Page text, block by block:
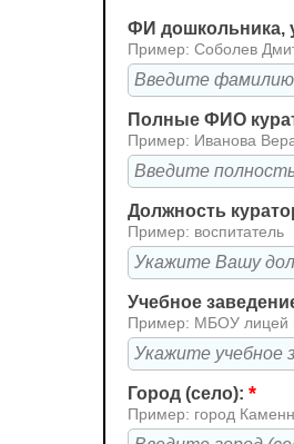
ФИ дошкольника,
Пример: Соболев
Полные ФИО
Пример: Иванова
Должность
Пример: воспитатель
Учебное
Пример: МБОУ
Город (село): *
Пример: город